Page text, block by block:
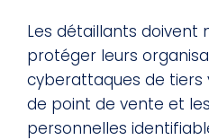
Les détaillants doivent
protéger leurs
cyberattaques de tiers
de point de vente et
personnelles